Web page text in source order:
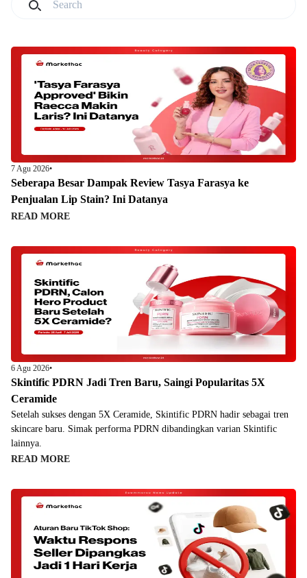
7 Agu 2026•
Seberapa Besar Dampak Review Tasya Farasya ke
Penjualan Lip Stain? Ini Datanya
READ MORE
6 Agu 2026•
Skintific PDRN Jadi Tren Baru, Saingi Popularitas 5X
Ceramide
Setelah sukses dengan 5X Ceramide, Skintific PDRN hadir sebagai tren
skincare baru. Simak performa PDRN dibandingkan varian Skintific
lainnya.
READ MORE